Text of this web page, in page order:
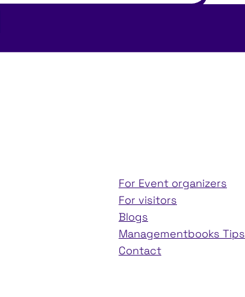
For Event organizers
For visitors
Blogs
Managementbooks Tips
Contact